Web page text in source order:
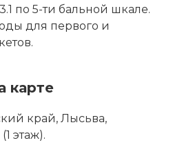
по 5-ти бальной шкале.
для первого и
карте
край, Лысьва,
этаж).